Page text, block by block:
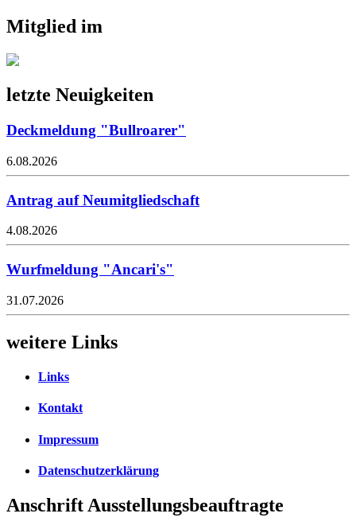
Mitglied im
letzte Neuigkeiten
Deckmeldung "Bullroarer"
6.08.2026
Antrag auf Neumitgliedschaft
4.08.2026
Wurfmeldung "Ancari's"
31.07.2026
weitere Links
Links
Kontakt
Impressum
Datenschutzerklärung
Anschrift Ausstellungsbeauftragte